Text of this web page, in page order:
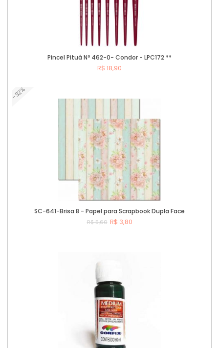
Pincel Pituá Nº 462-0- Condor - LPC172 **
R$ 18,90
-32%
SC-641-Brisa 8 - Papel para Scrapbook Dupla Face
R$ 5,60 R$ 3,80